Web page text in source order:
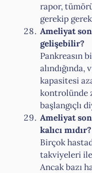
rapor,
gerekip
Ameliyat
gelişebilir?
Pankreasın
kapasitesi
kontrolünde
başlangıçlı
Ameliyat
kalıcı mıdır?
Birçok
takviyeleri
Ancak bazı